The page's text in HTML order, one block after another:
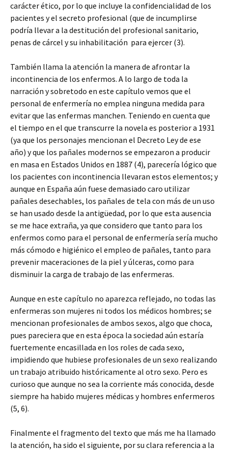
carácter ético, por lo que incluye la confidencialidad de los
pacientes y el secreto profesional (que de incumplirse
podría llevar a la destitución del profesional sanitario,
penas de cárcel y su inhabilitación para ejercer (3).
También llama la atención la manera de afrontar la
incontinencia de los enfermos. A lo largo de toda la
narración y sobretodo en este capítulo vemos que el
personal de enfermería no emplea ninguna medida para
evitar que las enfermas manchen. Teniendo en cuenta que
el tiempo en el que transcurre la novela es posterior a 1931
(ya que los personajes mencionan el Decreto Ley de ese
año) y que los pañales modernos se empezaron a producir
en masa en Estados Unidos en 1887 (4), parecería lógico que
los pacientes con incontinencia llevaran estos elementos; y
aunque en España aún fuese demasiado caro utilizar
pañales desechables, los pañales de tela con más de un uso
se han usado desde la antigüedad, por lo que esta ausencia
se me hace extraña, ya que considero que tanto para los
enfermos como para el personal de enfermería sería mucho
más cómodo e higiénico el empleo de pañales, tanto para
prevenir maceraciones de la piel y úlceras, como para
disminuir la carga de trabajo de las enfermeras.
Aunque en este capítulo no aparezca reflejado, no todas las
enfermeras son mujeres ni todos los médicos hombres; se
mencionan profesionales de ambos sexos, algo que choca,
pues pareciera que en esta época la sociedad aún estaría
fuertemente encasillada en los roles de cada sexo,
impidiendo que hubiese profesionales de un sexo realizando
un trabajo atribuido históricamente al otro sexo. Pero es
curioso que aunque no sea la corriente más conocida, desde
siempre ha habido mujeres médicas y hombres enfermeros
(5, 6).
Finalmente el fragmento del texto que más me ha llamado
la atención, ha sido el siguiente, por su clara referencia a la